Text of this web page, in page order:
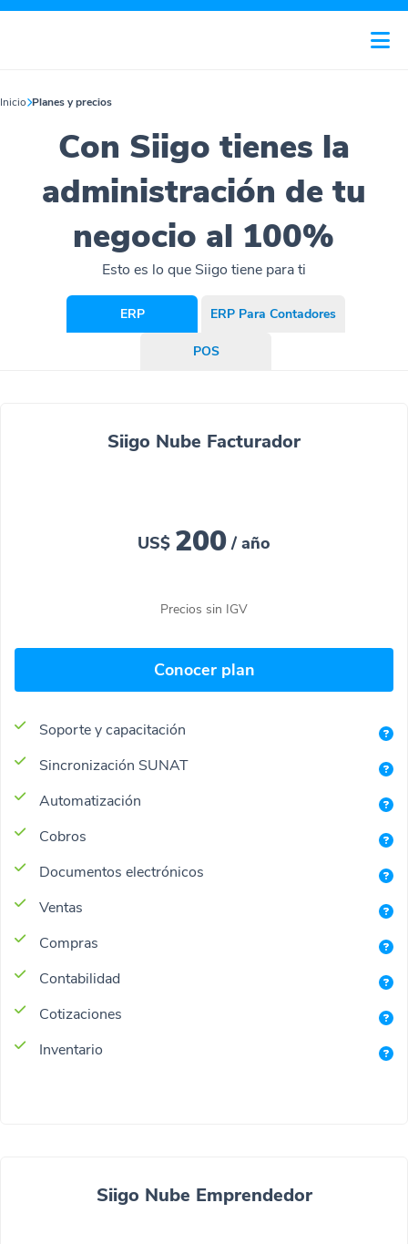
Inicio Planes y precios
Con Siigo tienes la
administración de tu
negocio al 100%
Esto es lo que Siigo tiene para ti
ERP ERP Para Contadores
POS
Siigo Nube Facturador
US$ 200 / año
Precios sin IGV
Conocer plan
Soporte y capacitación
Sincronización SUNAT
Automatización
Cobros
Documentos electrónicos
Ventas
Compras
Contabilidad
Cotizaciones
Inventario
Siigo Nube Emprendedor